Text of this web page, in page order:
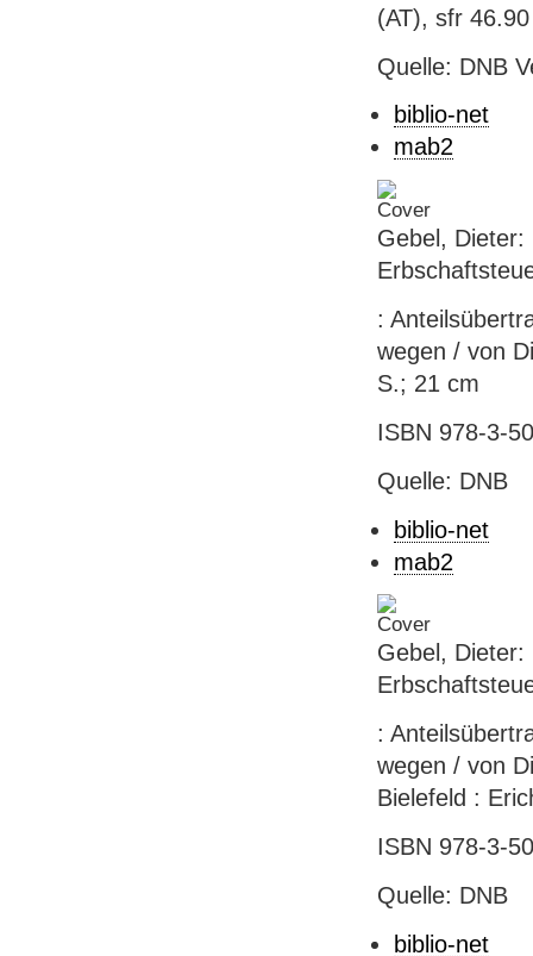
(AT), sfr
Quelle: DNB
biblio-net
mab2
Gebel, Dieter:
:
wegen / von
S.; 21 cm
ISBN 978-3-
Quelle: DNB
biblio-net
mab2
Gebel, Dieter:
:
wegen / von
Bielefeld :
ISBN 978-3-
Quelle: DNB
biblio-net